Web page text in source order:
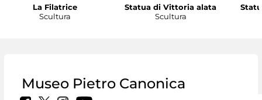
La Filatrice
Scultura
Statua di Vittoria alata
Scultura
Museo Pietro Canonica